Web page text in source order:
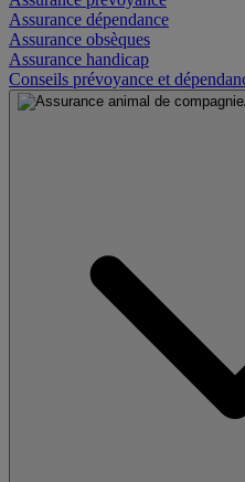
Assurance dépendance
Assurance obsèques
Assurance handicap
Conseils prévoyance et